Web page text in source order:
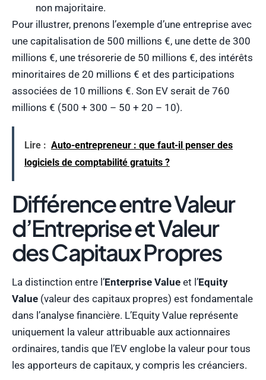
non majoritaire.
Pour illustrer, prenons l’exemple d’une entreprise avec
une capitalisation de 500 millions €, une dette de 300
millions €, une trésorerie de 50 millions €, des intérêts
minoritaires de 20 millions € et des participations
associées de 10 millions €. Son EV serait de 760
millions € (500 + 300 – 50 + 20 – 10).
Lire : Auto-entrepreneur : que faut-il penser des
logiciels de comptabilité gratuits ?
Différence entre Valeur
d’Entreprise et Valeur
des Capitaux Propres
La distinction entre l’Enterprise Value et l’Equity
Value (valeur des capitaux propres) est fondamentale
dans l’analyse financière. L’Equity Value représente
uniquement la valeur attribuable aux actionnaires
ordinaires, tandis que l’EV englobe la valeur pour tous
les apporteurs de capitaux, y compris les créanciers.